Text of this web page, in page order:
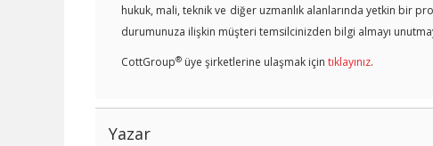
hukuk, mali, teknik ve diğer uzmanlık alanlarında yetkin bir
durumunuza ilişkin müşteri temsilcinizden bilgi almayı
CottGroup® üye şirketlerine ulaşmak için tıklayınız.
Yazar